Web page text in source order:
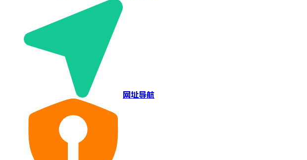
网址导航